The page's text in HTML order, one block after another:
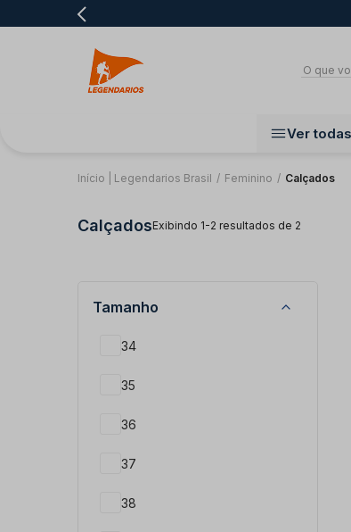
Ver
Início | Legendarios Brasil / Feminino / Calçados
CalçadosExibindo 1-2 resultados de 2
Tamanho
34
35
36
37
38